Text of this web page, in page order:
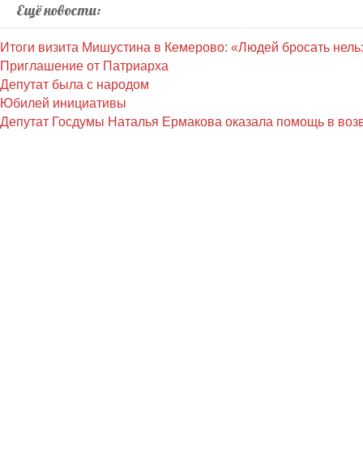
Ещё новости:
Итоги визита Мишустина в Кемерово: «Людей бросать
Приглашение от Патриарха
Депутат была с народом
Юбилей инициативы
Депутат Госдумы Наталья Ермакова оказала помощь в